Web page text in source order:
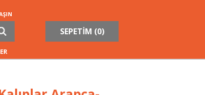
SEPETİM (0)